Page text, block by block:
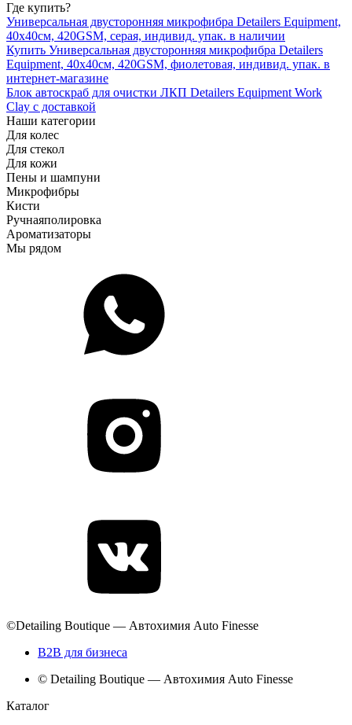
Где купить?
Универсальная двусторонняя микрофибра Detailers Equipment,
40x40см, 420GSM, серая, индивид. упак. в наличии
Купить Универсальная двусторонняя микрофибра Detailers
Equipment, 40x40см, 420GSM, фиолетовая, индивид. упак. в
интернет-магазине
Блок автоскраб для очистки ЛКП Detailers Equipment Work
Clay с доставкой
Наши категории
Для колес
Для стекол
Для кожи
Пены и шампуни
Микрофибры
Кисти
Ручнаяполировка
Ароматизаторы
Мы рядом
©Detailing Boutique — Автохимия Auto Finesse
B2B для бизнеса
© Detailing Boutique — Автохимия Auto Finesse
Каталог